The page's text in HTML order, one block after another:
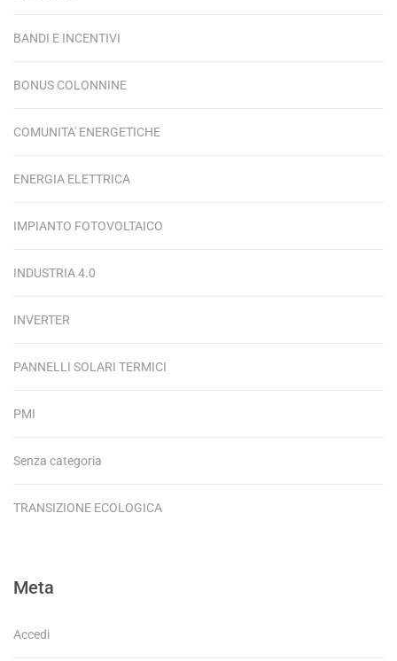
BANDI E INCENTIVI
BONUS COLONNINE
COMUNITA' ENERGETICHE
ENERGIA ELETTRICA
IMPIANTO FOTOVOLTAICO
INDUSTRIA 4.0
INVERTER
PANNELLI SOLARI TERMICI
PMI
Senza categoria
TRANSIZIONE ECOLOGICA
Meta
Accedi